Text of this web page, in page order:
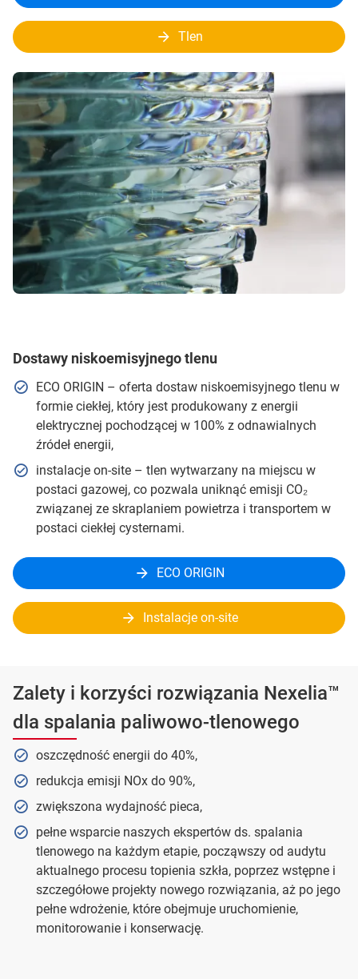
Tlen
Dostawy niskoemisyjnego tlenu
ECO ORIGIN – oferta dostaw niskoemisyjnego tlenu w
formie ciekłej, który jest produkowany z energii
elektrycznej pochodzącej w 100% z odnawialnych
źródeł energii,
instalacje on-site – tlen wytwarzany na miejscu w
postaci gazowej, co pozwala uniknąć emisji CO₂
związanej ze skraplaniem powietrza i transportem w
postaci ciekłej cysternami.
ECO ORIGIN
Instalacje on-site
Zalety i korzyści rozwiązania Nexelia™
dla spalania paliwowo-tlenowego
oszczędność energii do 40%,
redukcja emisji NOx do 90%,
zwiększona wydajność pieca,
pełne wsparcie naszych ekspertów ds. spalania
tlenowego na każdym etapie, począwszy od audytu
aktualnego procesu topienia szkła, poprzez wstępne i
szczegółowe projekty nowego rozwiązania, aż po jego
pełne wdrożenie, które obejmuje uruchomienie,
monitorowanie i konserwację.